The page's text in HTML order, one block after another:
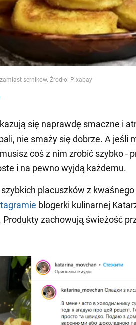
serników. Źródło: Pixabay
się naprawdę smaczne i
nie smaży się dobrze. A jeśli
coś z nim zrobić szybko -
i na pewno wyjdą każdemu.
placuszków z
blogerki kulinarnej
Produkty zachowują świeżość